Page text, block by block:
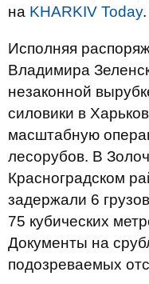
на KHARKIV Today.
Исполняя
Владимира
незаконной
силовики в
масштабную
лесорубов. В
Красноградском
задержали 6
75 кубических
Документы на
подозреваемых